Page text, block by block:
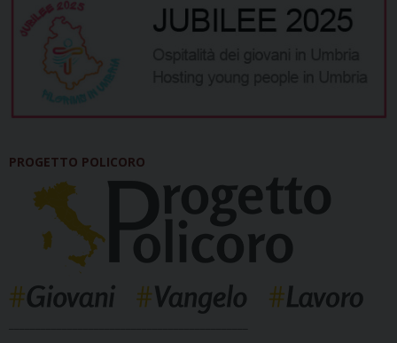
PROGETTO POLICORO